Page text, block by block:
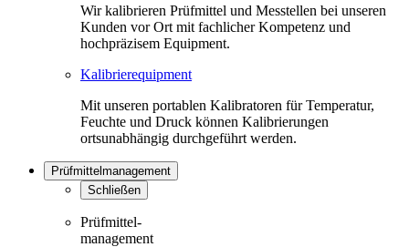
Wir kalibrieren Prüfmittel und Messtellen bei unseren
Kunden vor Ort mit fachlicher Kompetenz und
hochpräzisem Equipment.
Kalibrierequipment
Mit unseren portablen Kalibratoren für Temperatur,
Feuchte und Druck können Kalibrierungen
ortsunabhängig durchgeführt werden.
Prüfmittelmanagement
Schließen
Prüfmittel-
management